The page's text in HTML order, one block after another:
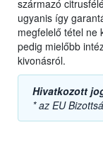
származó
ugyanis így
megfelelő tétel ne
pedig mielőbb
kivonásról.
Hivatkozott
* az EU